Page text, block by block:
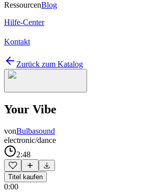
RessourcenBlog
Hilfe-Center
Kontakt
Zurück zum Katalog
Your Vibe
vonBulbasound
electronic/dance
2:48
Titel kaufen
0:00